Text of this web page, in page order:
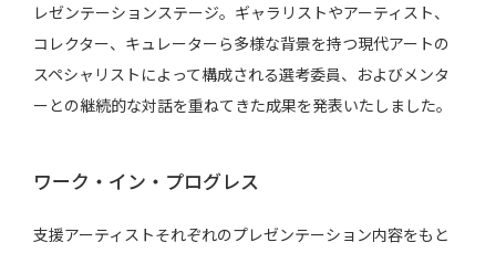
レゼンテーションステージ。ギャラリストやアーティスト、
コレクター、キュレーターら多様な背景を持つ現代アートの
スペシャリストによって構成される選考委員、およびメンタ
ーとの継続的な対話を重ねてきた成果を発表いたしました。
ワーク・イン・プログレス
支援アーティストそれぞれのプレゼンテーション内容をもと